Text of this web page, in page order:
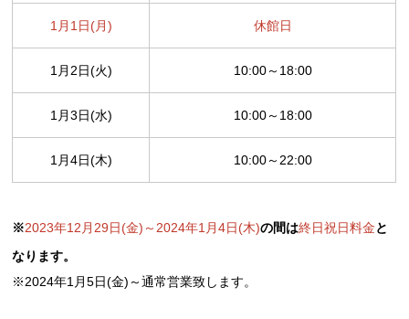
1月1日(月) 休館日
1月2日(火) 10:00～18:00
1月3日(水) 10:00～18:00
1月4日(木) 10:00～22:00
※2023年12月29日(金)～2024年1月4日(木)の間は終日祝日料金と
なります。
※2024年1月5日(金)～通常営業致します。